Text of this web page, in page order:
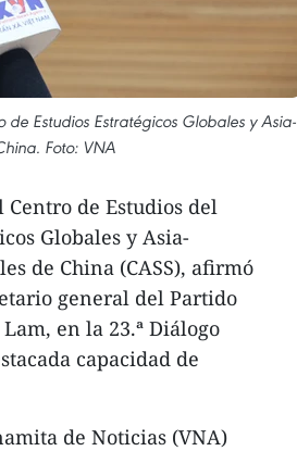
Estudios Estratégicos Globales y Asia-
Foto: VNA
de Estudios del
Globales y Asia-
de China (CASS), afirmó
general del Partido
en la 23.ª Diálogo
capacidad de
de Noticias (VNA)